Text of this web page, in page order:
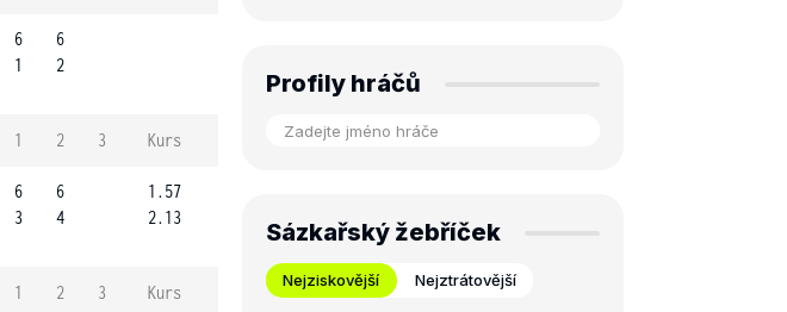
6
1
6
2
1 2 3 Kurs
6
3
6
4
1.57
2.13
1 2 3 Kurs
Profily hráčů
Sázkařský žebříček
Nejziskovější Nejztrátovější